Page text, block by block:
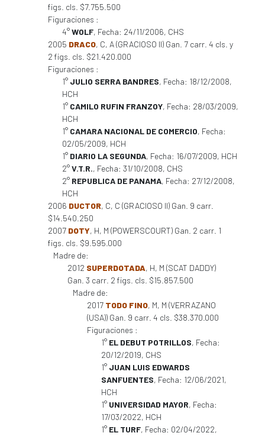
figs. cls. $7.755.500
Figuraciones :
4°WOLF, Fecha: 24/11/2006, CHS
2005 DRACO, C, A (GRACIOSO II) Gan. 7 carr. 4 cls. y
2 figs. cls. $21.420.000
Figuraciones :
1° JULIO SERRA BANDRES, Fecha: 18/12/2008,
HCH
1° CAMILO RUFIN FRANZOY, Fecha: 28/03/2009,
HCH
1° CAMARA NACIONAL DE COMERCIO, Fecha:
02/05/2009, HCH
1° DIARIO LA SEGUNDA, Fecha: 16/07/2009, HCH
2°V.T.R., Fecha: 31/10/2008, CHS
2° REPUBLICA DE PANAMA, Fecha: 27/12/2008,
HCH
2006 DUCTOR, C, C (GRACIOSO II) Gan. 9 carr.
$14.540.250
2007 DOTY, H, M (POWERSCOURT) Gan. 2 carr. 1
figs. cls. $9.595.000
Madre de:
2012 SUPERDOTADA, H, M (SCAT DADDY)
Gan. 3 carr. 2 figs. cls. $15.857.500
Madre de:
2017 TODO FINO, M, M (VERRAZANO
(USA)) Gan. 9 carr. 4 cls. $38.370.000
Figuraciones :
1° EL DEBUT POTRILLOS, Fecha:
20/12/2019, CHS
1° JUAN LUIS EDWARDS
SANFUENTES, Fecha: 12/06/2021,
HCH
1° UNIVERSIDAD MAYOR, Fecha:
17/03/2022, HCH
1° EL TURF, Fecha: 02/04/2022,